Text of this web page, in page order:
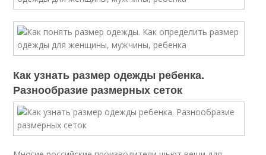
Как узнать размер одежды ребенка.
Разнообразие размерных сеток